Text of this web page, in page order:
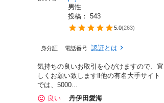
男性
投稿： 543
5.0(263)
身分証 電話番号 認証とは
気持ちの良いお取引を心がけますので、宜
しくお願い致します‼️他の有名大手サイト
では、5000...
良い
丹伊田愛海